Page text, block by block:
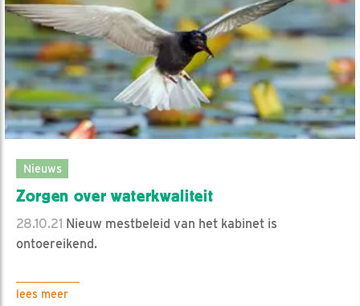
Nieuws
Zorgen over waterkwaliteit
28.10.21 Nieuw mestbeleid van het kabinet is
ontoereikend.
lees meer